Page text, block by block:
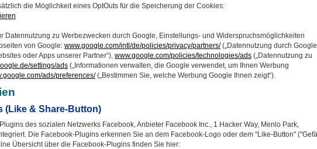
die Möglichkeit eines OptOuts für die Speicherung der Cookies:
Datennutzung zu Werbezwecken durch Google, Einstellungs- und Widerspruchsmöglichkeiten
von Google: www.google.com/intl/de/policies/privacy/partners/(„Datennutzung durch Google
oder Apps unserer Partner“), www.google.com/policies/technologies/ads („Datennutzung zu
settings/ads („Informationen verwalten, die Google verwendet, um Ihnen Werbung
ads/preferences/(„Bestimmen Sie, welche Werbung Google Ihnen zeigt“).
(Like & Share-Button)
des sozialen Netzwerks Facebook, Anbieter Facebook Inc., 1 Hacker Way, Menlo Park,
Die Facebook-Plugins erkennen Sie an dem Facebook-Logo oder dem "Like-Button"
Übersicht über die Facebook-Plugins finden Sie hier: